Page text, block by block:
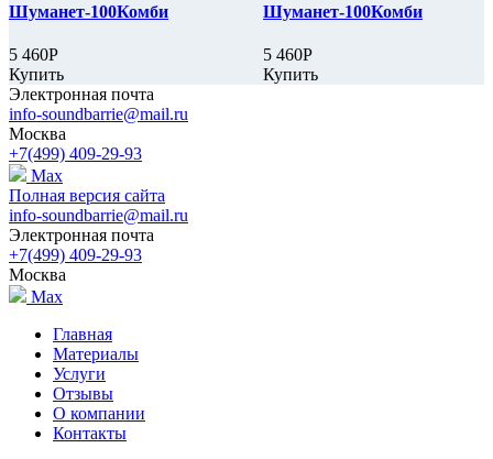
Шуманет-100Комби
5 460Р
Купить
Шуманет-100Комби
5 460Р
Купить
Электронная почта
info-soundbarrie@mail.ru
Москва
+7(499) 409-29-93
Max
Полная версия сайта
info-soundbarrie@mail.ru
Электронная почта
+7(499) 409-29-93
Москва
Max
Главная
Материалы
Услуги
Отзывы
О компании
Контакты